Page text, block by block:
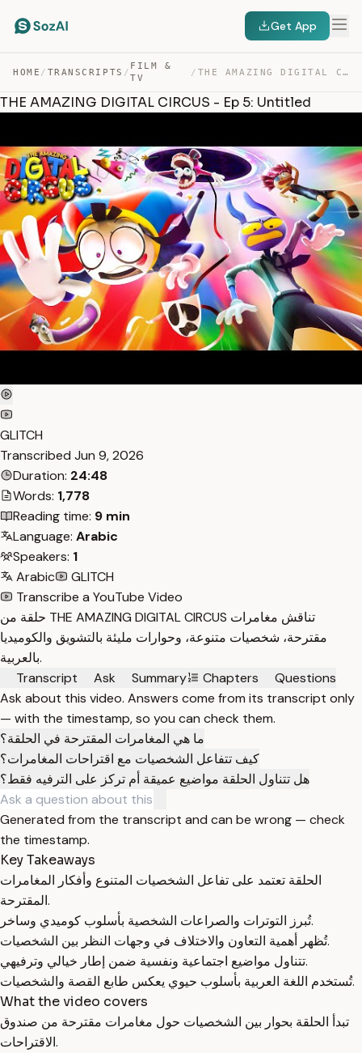
Get App
HOME / TRANSCRIPTS /
FILM &
TV
/ THE AMAZING DIGITAL CIRCUS – EP 5: UNTITLED — TRANSCRIPT
THE AMAZING DIGITAL CIRCUS - Ep 5: Untitled
GLITCH
Transcribed Jun 9, 2026
Duration: 24:48
Words: 1,778
Reading time: 9 min
Language: Arabic
Speakers: 1
Arabic
GLITCH
Transcribe a YouTube Video
حلقة من THE AMAZING DIGITAL CIRCUS تناقش مغامرات
مقترحة، شخصيات متنوعة، وحوارات مليئة بالتشويق والكوميديا
بالعربية.
Transcript
Ask Summary Chapters
Questions
Ask about this video. Answers come from its transcript only
— with the timestamp, so you can check them.
ما هي المغامرات المقترحة في الحلقة؟
كيف تتفاعل الشخصيات مع اقتراحات المغامرات؟
هل تتناول الحلقة مواضيع عميقة أم تركز على الترفيه فقط؟
Generated from the transcript and can be wrong — check
the timestamp.
Key Takeaways
الحلقة تعتمد على تفاعل الشخصيات المتنوع وأفكار المغامرات
المقترحة.
تُبرز التوترات والصراعات الشخصية بأسلوب كوميدي وساخر.
تُظهر أهمية التعاون والاختلاف في وجهات النظر بين الشخصيات.
تتناول مواضيع اجتماعية ونفسية ضمن إطار خيالي وترفيهي.
تُستخدم اللغة العربية بأسلوب حيوي يعكس طابع القصة والشخصيات.
What the video covers
تبدأ الحلقة بحوار بين الشخصيات حول مغامرات مقترحة من صندوق
الاقتراحات.